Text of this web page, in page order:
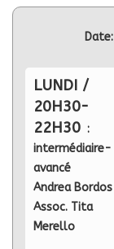
Date:
LUNDI /
20H30-
22H30 :
intermédiaire-
avancé
Andrea
Assoc. Tita
Merello